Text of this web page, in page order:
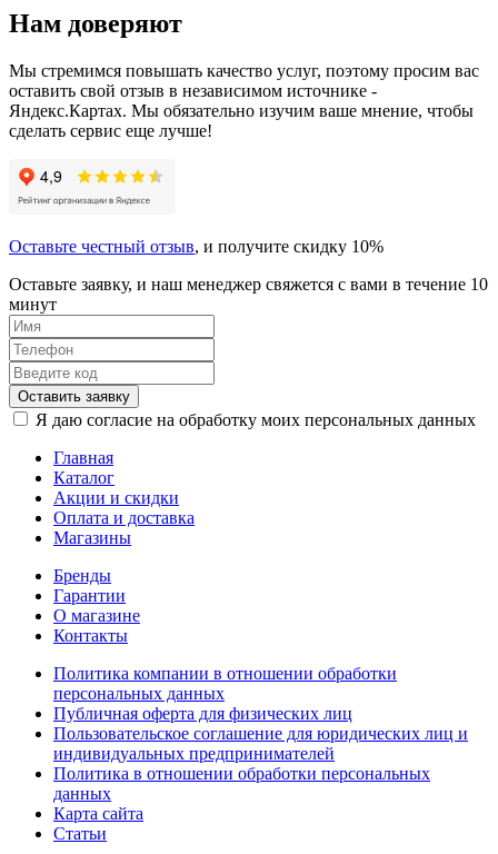
Нам доверяют
Мы стремимся повышать качество услуг, поэтому просим вас
оставить свой отзыв в независимом источнике -
Яндекс.Картах. Мы обязательно изучим ваше мнение, чтобы
сделать сервис еще лучше!
Оставьте честный отзыв, и получите скидку 10%
Оставьте заявку, и наш менеджер свяжется с вами в течение 10
минут
Оставить заявку
Я даю согласие на обработку моих персональных данных
Главная
Каталог
Акции и скидки
Оплата и доставка
Магазины
Бренды
Гарантии
О магазине
Контакты
Политика компании в отношении обработки
персональных данных
Публичная оферта для физических лиц
Пользовательское соглашение для юридических лиц и
индивидуальных предпринимателей
Политика в отношении обработки персональных
данных
Карта сайта
Статьи